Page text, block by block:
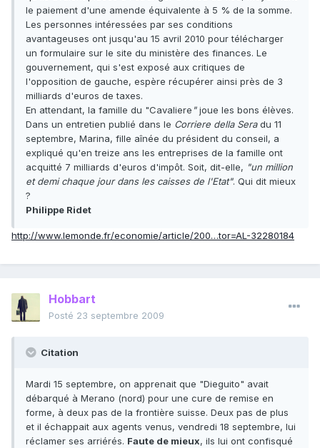
le paiement d'une amende équivalente à 5 % de la somme.
Les personnes intéressées par ses conditions
avantageuses ont jusqu'au 15 avril 2010 pour télécharger
un formulaire sur le site du ministère des finances. Le
gouvernement, qui s'est exposé aux critiques de
l'opposition de gauche, espère récupérer ainsi près de 3
milliards d'euros de taxes.
En attendant, la famille du "Cavaliere "joue les bons élèves.
Dans un entretien publié dans le Corriere della Seradu 11
septembre, Marina, fille aînée du président du conseil, a
expliqué qu'en treize ans les entreprises de la famille ont
acquitté 7 milliards d'euros d'impôt. Soit, dit-elle, "un million
et demi chaque jour dans les caisses de l'Etat". Qui dit mieux
?
Philippe Ridet
http://www.lemonde.fr/economie/article/200…tor=AL-32280184
Hobbart
Posté 23 septembre 2009
Citation
Mardi 15 septembre, on apprenait que "Dieguito" avait
débarqué à Merano (nord) pour une cure de remise en
forme, à deux pas de la frontière suisse. Deux pas de plus
et il échappait aux agents venus, vendredi 18 septembre, lui
réclamer ses arriérés. Faute de mieux, ils lui ont confisqué